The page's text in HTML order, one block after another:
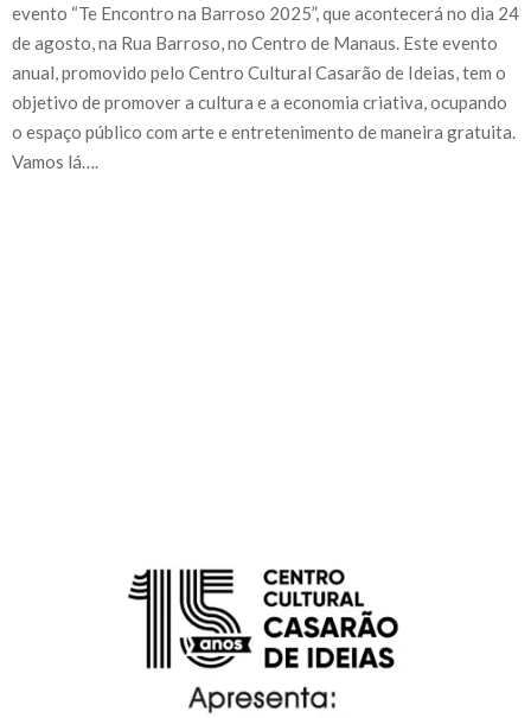
evento “Te Encontro na Barroso 2025”, que acontecerá no dia 24
de agosto, na Rua Barroso, no Centro de Manaus. Este evento
anual, promovido pelo Centro Cultural Casarão de Ideias, tem o
objetivo de promover a cultura e a economia criativa, ocupando
o espaço público com arte e entretenimento de maneira gratuita.
Vamos lá….